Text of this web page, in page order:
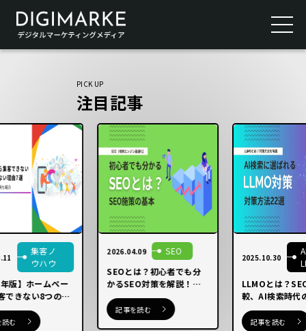
PICK UP
注目記事
集客ノ
ウハウ
版】ホームペー
できない8つの理
的な対策を解説
読む
2026.04.09
SEO
SEOとは？初心者でも分
かるSEO対策を解説！基
本から最新情報まで【動画
付き】
記事を読む
2025.10.30
LLMOとは？
較、AI検索時代
策方法について
記事を読む